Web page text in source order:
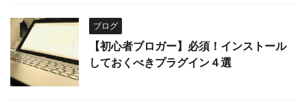
ブログ
【初心者ブロガー】必須！インストール
しておくべきプラグイン４選